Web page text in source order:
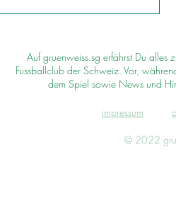
Auf gruenweiss.sg erfährst Du alles
Fussballclub der Schweiz. Vor,
dem Spiel sowie News und
impressum d
© 2022